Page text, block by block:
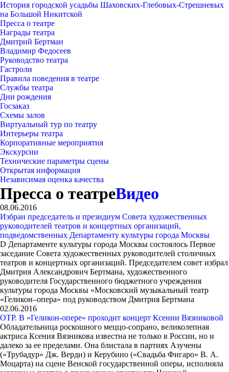
История городской усадьбы Шаховских-Глебовых-Стрешневых
на Большой Никитской
Пресса о театре
Награды театра
Дмитрий Бертман
Владимир Федосеев
Руководство театра
Гастроли
Правила поведения в театре
Службы театра
Дни рождения
Госзаказ
Схемы залов
Виртуальный тур по театру
Интерьеры театра
Корпоративные мероприятия
Экскурсии
Технические параметры сцены
Открытая информация
Независимая оценка качества
Пресса о театреВидео
08.06.2016
Избран председатель и президиум Совета художественных
руководителей театров и концертных организаций,
подведомственных Департаменту культуры города Москвы
D Департаменте культуры города Москвы состоялось Первое
заседание Совета художественных руководителей столичных
театров и концертных организаций. Председателем совет избрал
Дмитрия Александрович Бертмана, художественного
руководителя Государственного бюджетного учреждения
культуры города Москвы «Московский музыкальный театр
«Геликон‒опера» под руководством Дмитрия Бертмана
02.06.2016
ОТР. В «Геликон-опере» проходит концерт Ксении Вязниковой
Обладательница роскошного меццо-сопрано, великолепная
актриса Ксения Вязникова известна не только в России, но и
далеко за ее пределами. Она блистала в партиях Азучены
(«Трубадур» Дж. Верди) и Керубино («Свадьба Фигаро» В. А.
Моцарта) на сцене Венской государственной оперы, исполняла